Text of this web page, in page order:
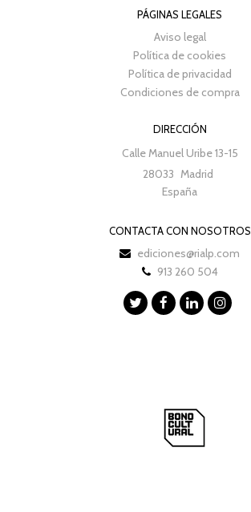
PÁGINAS LEGALES
Aviso legal
Política de cookies
Política de privacidad
Condiciones de compra
DIRECCIÓN
Calle Manuel Uribe 13-15
28033 Madrid
España
CONTACTA CON NOSOTROS
ediciones@rialp.com
913 260 504